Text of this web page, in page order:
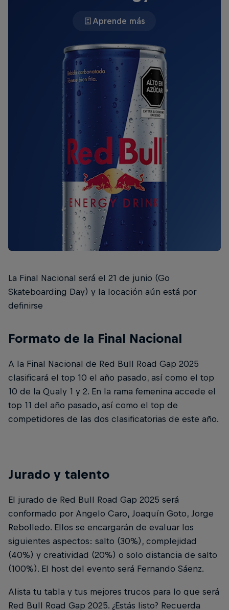
Aprende más
La Final Nacional será el 21 de junio (Go
Skateboarding Day) y la locación aún está por
definirse
Formato de la Final Nacional
A la Final Nacional de Red Bull Road Gap 2025
clasificará el top 10 el año pasado, así como el top
10 de la Qualy 1 y 2. En la rama femenina accede el
top 11 del año pasado, así como el top de
competidores de las dos clasificatorias de este año.
Jurado y talento
El jurado de Red Bull Road Gap 2025 será
conformado por Angelo Caro, Joaquín Goto, Jorge
Rebolledo. Ellos se encargarán de evaluar los
siguientes aspectos: salto (30%), complejidad
(40%) y creatividad (20%) o solo distancia de salto
(100%). El host del evento será Fernando Sáenz.
Alista tu tabla y tus mejores trucos para lo que será
Red Bull Road Gap 2025. ¿Estás listo? Recuerda